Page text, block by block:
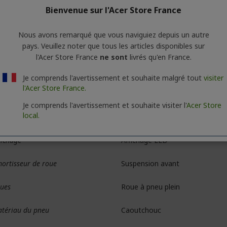
Pont en alliage d'aluminium,
maximale Jusqu'à 100 kg
réglable en hauteur
Frein électronique avant et
Affichage LED
de roue Suspension avant
Roue à pneu plein
du pneu Caoutchouc
Bienvenue sur l'Acer Store France
Nous avons remarqué que vous naviguiez depuis un autre
pays. Veuillez noter que tous les articles disponibles sur
l'Acer Store France ne sont livrés qu'en France.
Je comprends l'avertissement et souhaite malgré tout visiter
l'Acer Store France.
Je comprends l'avertissement et souhaite visiter l'Acer Store
local.